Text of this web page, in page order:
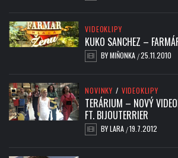
VIDEOKLIPY
KUKO SANCHEZ –
BYMIŇONKA /25.11.2010
NOVINKY / VIDEOKLIPY
TERÁRIUM – NOVÝ
FT. BIJOUTERRIER
BYLARA /19.7.2012